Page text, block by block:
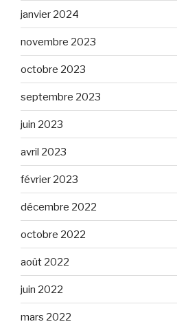
janvier 2024
novembre 2023
octobre 2023
septembre 2023
juin 2023
avril 2023
février 2023
décembre 2022
octobre 2022
août 2022
juin 2022
mars 2022